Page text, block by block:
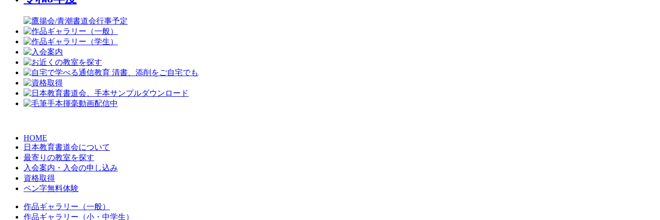
HOME
日本教育書道会について
最寄りの教室を探す
入会案内・入会の申し込み
資格取得
ペン字無料体験
作品ギャラリー（一般）
作品ギャラリー（小・中学生）